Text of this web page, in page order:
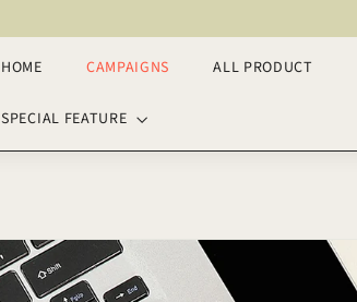
HOME CAMPAIGNS ALL PRODUCT
SPECIAL FEATURE